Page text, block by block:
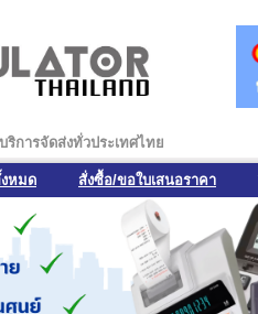
การจัดส่งทั่วประเทศไทย
งหมด สั่งซื้อ/ขอใบเสนอราคา